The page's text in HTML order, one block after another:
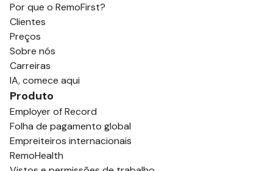
Por que o RemoFirst?
Clientes
Preços
Sobre nós
Carreiras
IA, comece aqui
Produto
Employer of Record
Folha de pagamento global
Empreiteiros internacionais
RemoHealth